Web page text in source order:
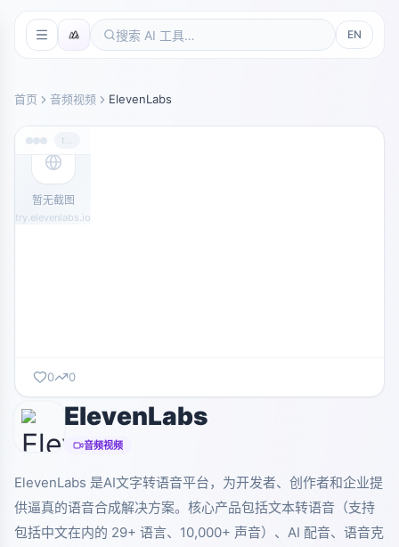
EN
首页 音频视频 ElevenLabs
暂无截图
try.elevenlabs.io
0 0
ElevenLabs
音频视频
ElevenLabs 是AI文字转语音平台，为开发者、创作者和企业提
供逼真的语音合成解决方案。核心产品包括文本转语音（支持
包括中文在内的 29+ 语言、10,000+ 声音）、AI 配音、语音克